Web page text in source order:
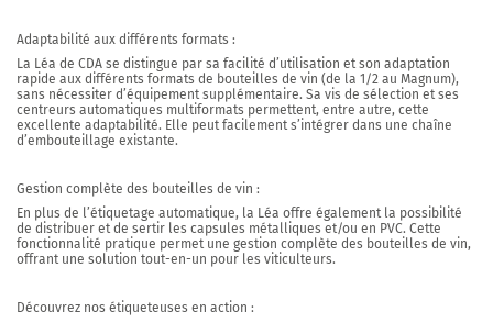
Adaptabilité aux différents formats :
La Léa de CDA se distingue par sa facilité d’utilisation et son adaptation
rapide aux différents formats de bouteilles de vin (de la 1/2 au Magnum),
sans nécessiter d’équipement supplémentaire. Sa vis de sélection et ses
centreurs automatiques multiformats permettent, entre autre, cette
excellente adaptabilité. Elle peut facilement s’intégrer dans une chaîne
d’embouteillage existante.
Gestion complète des bouteilles de vin :
En plus de l’étiquetage automatique, la Léa offre également la possibilité
de distribuer et de sertir les capsules métalliques et/ou en PVC. Cette
fonctionnalité pratique permet une gestion complète des bouteilles de vin,
offrant une solution tout-en-un pour les viticulteurs.
Découvrez nos étiqueteuses en action :